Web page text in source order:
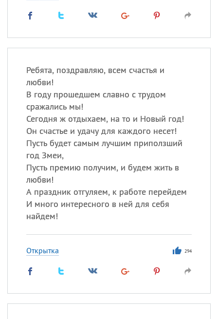
Ребята, поздравляю, всем счастья и
любви!
В году прошедшем славно с трудом
сражались мы!
Сегодня ж отдыхаем, на то и Новый год!
Он счастье и удачу для каждого несет!
Пусть будет самым лучшим приползший
год Змеи,
Пусть премию получим, и будем жить в
любви!
А праздник отгуляем, к работе перейдем
И много интересного в ней для себя
найдем!
Открытка 294